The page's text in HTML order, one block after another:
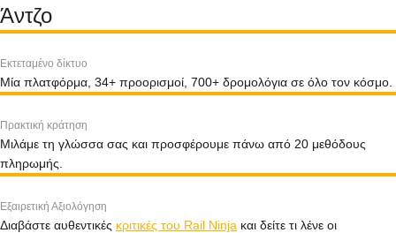
Άντζο
Εκτεταμένο δίκτυο
Μία πλατφόρμα, 34+ προορισμοί, 700+ δρομολόγια σε όλο τον κόσμο.
Πρακτική κράτηση
Μιλάμε τη γλώσσα σας και προσφέρουμε πάνω από 20 μεθόδους
πληρωμής.
Εξαιρετική Αξιολόγηση
Διαβάστε αυθεντικές κριτικές του Rail Ninja και δείτε τι λένε οι